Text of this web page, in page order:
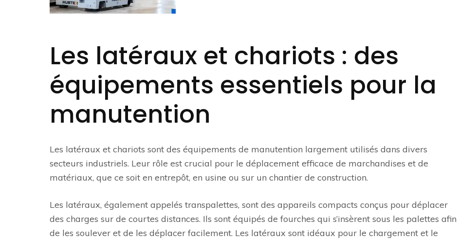
Les latéraux et chariots : des
équipements essentiels pour la
manutention
Les latéraux et chariots sont des équipements de manutention largement utilisés dans divers
secteurs industriels. Leur rôle est crucial pour le déplacement efficace de marchandises et de
matériaux, que ce soit en entrepôt, en usine ou sur un chantier de construction.
Les latéraux, également appelés transpalettes, sont des appareils compacts conçus pour déplacer
des charges sur de courtes distances. Ils sont équipés de fourches qui s’insèrent sous les palettes afin
de les soulever et de les déplacer facilement. Les latéraux sont idéaux pour le chargement et le